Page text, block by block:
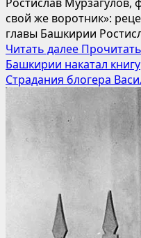
свой же воротник»:
главы Башкирии
Читать далее
Башкирии накатал книгу
Страдания блогера